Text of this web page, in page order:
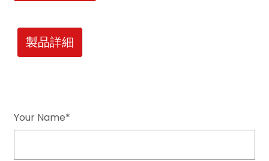
製品詳細
Your Name*